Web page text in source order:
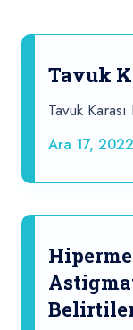
Tavuk
Tavuk Karası
Ara 17, 2022